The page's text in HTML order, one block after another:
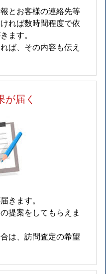
とお客様の連絡先等
れば数時間程度で依
ます。
ば、その内容も伝え
が届く
きます。
提案をしてもらえま
は、訪問査定の希望